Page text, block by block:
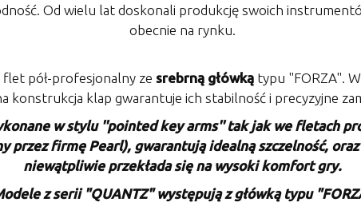
Od wielu lat doskonali produkcję swoich
obecnie na rynku.
pół-profesjonalny ze srebrną główkątypu "FORZA".
konstrukcja klap gwarantuje ich stabilność i precyzyjne
w stylu ''pointed key arms'' tak jak we fletach
przez firmę Pearl), gwarantują idealną szczelność,
niewątpliwie przekłada się na wysoki komfort gry.
z serii "QUANTZ" występują z główką typu